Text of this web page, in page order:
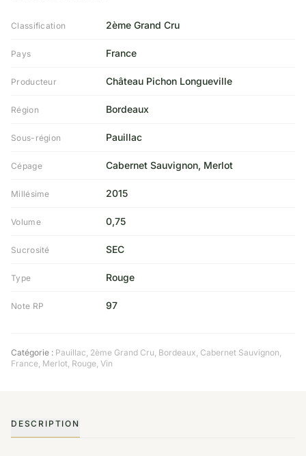
Classification 2ème Grand Cru
Pays France
Producteur Château Pichon Longueville
Région Bordeaux
Sous-région Pauillac
Cépage Cabernet Sauvignon, Merlot
Millésime 2015
Volume 0,75
Sucrosité SEC
Type Rouge
Note RP 97
Catégorie : Pauillac, 2ème Grand Cru, Bordeaux, Cabernet Sauvignon,
France, Merlot, Rouge, Vin
DESCRIPTION